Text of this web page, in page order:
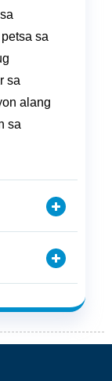
sa
sa
alang
sa